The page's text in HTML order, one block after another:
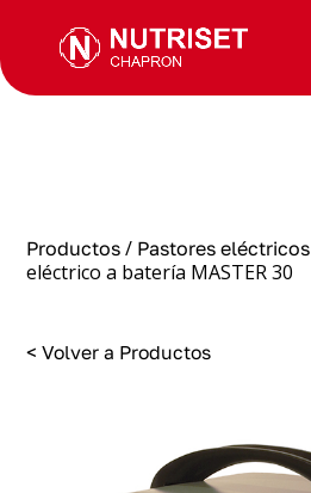
Productos / Pastores eléctricos
eléctrico a batería MASTER 30
< Volver a Productos